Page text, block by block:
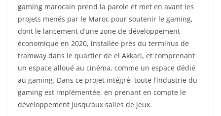
gaming marocain prend la parole et met en avant les
projets menés par le Maroc pour soutenir le gaming,
dont le lancement d’une zone de développement
économique en 2020, installée près du terminus de
tramway dans le quartier de el Akkari, et comprenant
un espace alloué au cinéma, comme un espace dédié
au gaming. Dans ce projet intégré, toute l’industrie du
gaming est implémentée, en prenant en compte le
développement jusqu’aux salles de jeux.